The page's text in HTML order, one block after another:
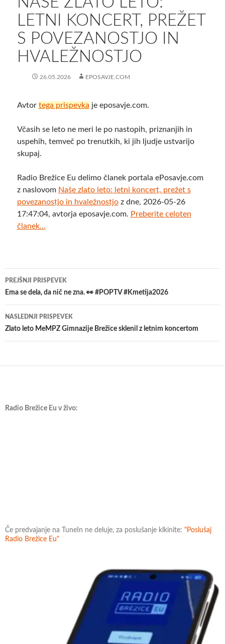
LETNI KONCERT, PREŽET
S POVEZANOSTJO IN
HVALEŽNOSTJO
26.05.2026 EPOSAVJE.COM
Avtor tega prispevka je eposavje.com.
Včasih se leto ne meri le po nastopih, priznanjih in
uspehih, temveč po trenutkih, ki jih ljudje ustvarijo
skupaj.
Radio Brežice Eu delimo članek portala ePosavje.com
z naslovom Naše zlato leto: letni koncert, prežet s
povezanostjo in hvaležnostjoz dne, 2026-05-26
17:47:04, avtorja eposavje.com. Preberite celoten
članek...
Krmarjenje
po
prispevkih
PREJŠNJI PRISPEVEK
Ema se dela, da nič ne zna. 👀 #POPTV #Kmetija2026
NASLEDNJI PRISPEVEK
Zlato leto MeMPZ Gimnazije Brežice sklenil z letnim koncertom
Radio Brežice Eu v živo:
Če predvajanje na TuneIn ne deluje, za poslušanje klkinite: "Poslušaj
Radio Brežice Eu"